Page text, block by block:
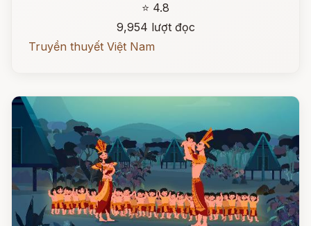
⭐ 4.8
9,954 lượt đọc
Truyền thuyết Việt Nam